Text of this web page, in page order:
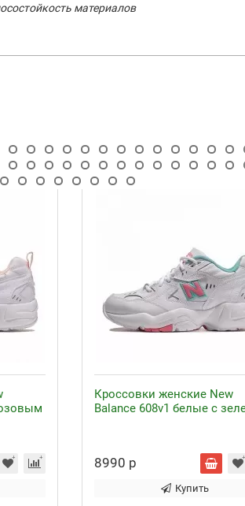
материалов
Кроссовки женские New
Balance 608v1 белые с
8990 р
Купить